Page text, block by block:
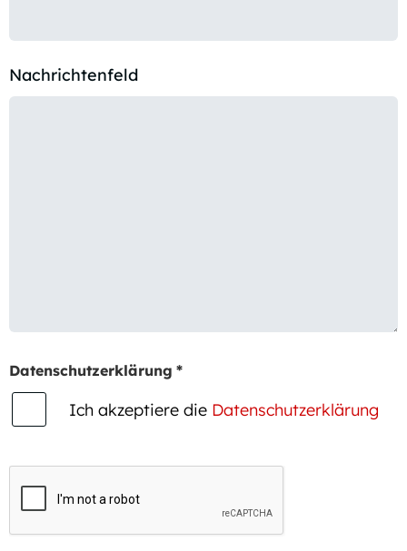
Nachrichtenfeld
Datenschutzerklärung *
Ich akzeptiere die Datenschutzerklärung